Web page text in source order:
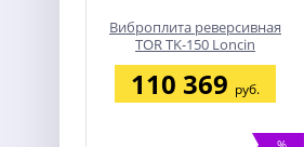
Виброплита реверсивная
TOR TK-150 Loncin
110 369 руб.